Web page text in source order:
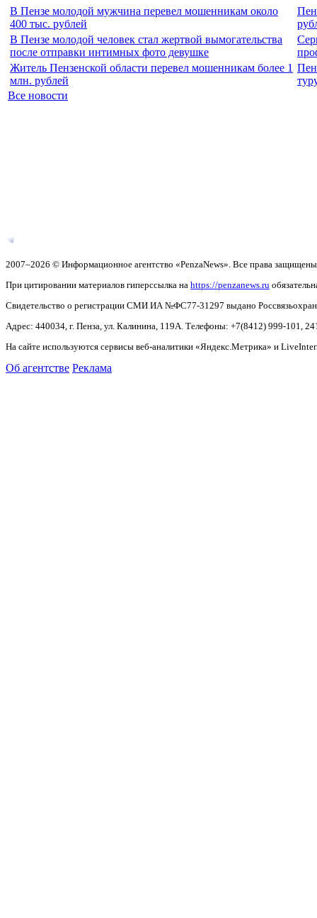
В Пензе молодой мужчина перевел мошенникам около
400 тыс. рублей
В Пензе молодой человек стал жертвой вымогательства
после отправки интимных фото девушке
Житель Пензенской области перевел мошенникам более 1
млн. рублей
Все новости
2007–2026 © Информационное агентство «PenzaNews». Все права
При цитировании материалов гиперссылка на https://penzanews.ru
Свидетельство о регистрации СМИ ИА №ФС77-31297 выдано
Адрес: 440034, г. Пенза, ул. Калинина, 119А. Телефоны: +7(8412) 999-101,
На сайте используются сервисы веб-аналитики «Яндекс.Метрика» и
Об агентстве Реклама